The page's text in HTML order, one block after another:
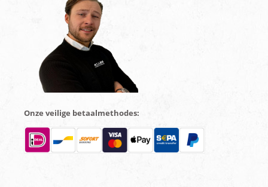
Onze veilige betaalmethodes: